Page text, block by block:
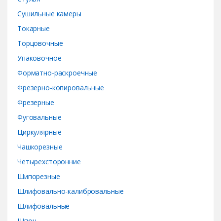
Сушильные камеры
Токарные
Торцовочные
Упаковочное
Форматно-раскроечные
Фрезерно-копировальные
Фрезерные
Фуговальные
Циркулярные
Чашкорезные
Четырехсторонние
Шипорезные
Шлифовально-калибровальные
Шлифовальные